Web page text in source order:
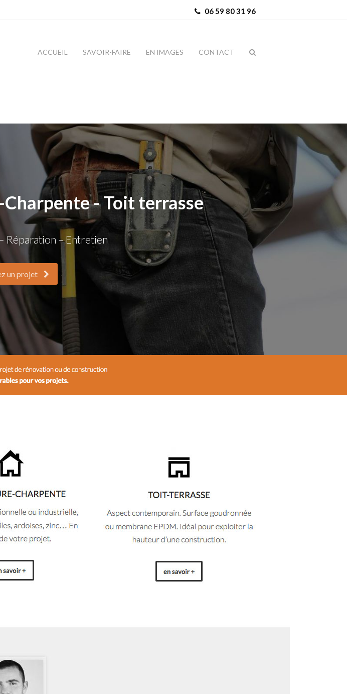
06 59 80 31 96
ACCUEIL SAVOIR-FAIRE EN IMAGES CONTACT
- Toit terrasse
Réparation – Entretien
un projet